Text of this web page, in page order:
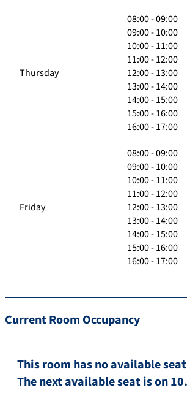
Thursday
08:00 - 09:00
09:00 - 10:00
10:00 - 11:00
11:00 - 12:00
12:00 - 13:00
13:00 - 14:00
14:00 - 15:00
15:00 - 16:00
16:00 - 17:00
Friday
08:00 - 09:00
09:00 - 10:00
10:00 - 11:00
11:00 - 12:00
12:00 - 13:00
13:00 - 14:00
14:00 - 15:00
15:00 - 16:00
16:00 - 17:00
Current Room Occupancy
This room has no available
The next available seat is on